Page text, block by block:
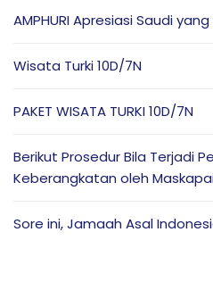
AMPHURI Apresiasi Saudi
Wisata Turki 10D/7N
PAKET WISATA TURKI 10D/7N
Berikut Prosedur Bila Terjadi
Keberangkatan oleh
Sore ini, Jamaah Asal